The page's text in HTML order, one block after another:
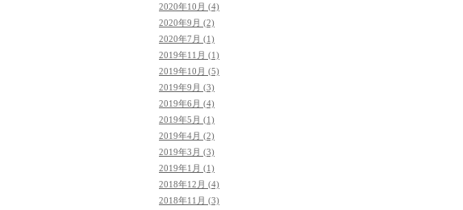
2020年10月 (4)
2020年9月 (2)
2020年7月 (1)
2019年11月 (1)
2019年10月 (5)
2019年9月 (3)
2019年6月 (4)
2019年5月 (1)
2019年4月 (2)
2019年3月 (3)
2019年1月 (1)
2018年12月 (4)
2018年11月 (3)